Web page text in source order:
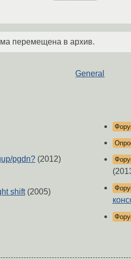
перемещена в архив.
General
pgdn? (2012)
shift(2005)